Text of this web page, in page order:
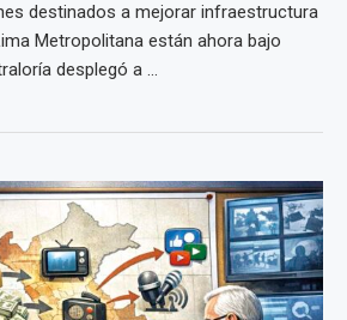
destinados a mejorar infraestructura
Metropolitana están ahora bajo
desplegó a ...